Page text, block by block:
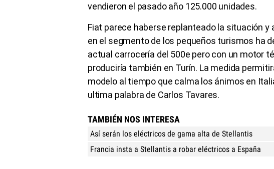
vendieron el pasado año 125.000 unidades.
Fiat parece haberse replanteado la situación
en el segmento de los pequeños turismos ha
actual carrocería del 500e pero con un motor
produciría también en Turín. La medida
modelo al tiempo que calma los ánimos en
ultima palabra de Carlos Tavares.
TAMBIÉN NOS INTERESA
Así serán los eléctricos de gama alta de Stellantis
Francia insta a Stellantis a robar eléctricos a España